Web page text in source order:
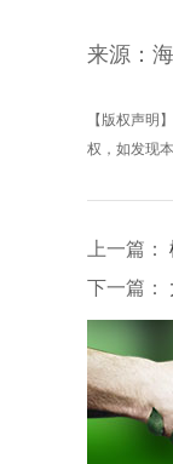
来源：
【版权声明
权，如发现
上一篇：
下一篇：